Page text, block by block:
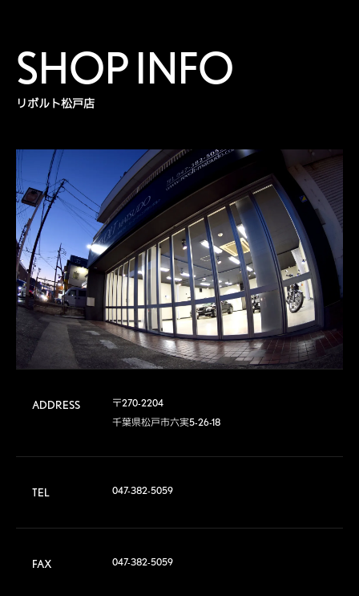
SHOP INFO
リボルト松戸店
ADDRESS
〒270-2204
千葉県松戸市六実5-26-18
TEL 047-382-5059
FAX 047-382-5059